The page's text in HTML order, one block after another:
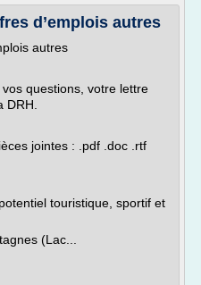
d’emplois autres
autres
questions, votre lettre
DRH.
jointes : .pdf .doc .rtf
touristique, sportif et
(Lac...